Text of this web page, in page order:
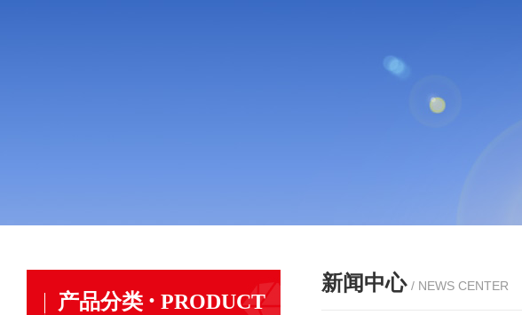
新闻中心 / NEWS CENTER
产品分类 · PRODUCT